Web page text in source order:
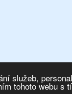
služeb,
tohoto webu s